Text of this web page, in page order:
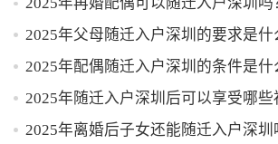
2025年父母随迁入户深圳的要求是什
2025年配偶随迁入户深圳的条件是什
2025年随迁入户深圳后可以享受哪些
2025年离婚后子女还能随迁入户深圳